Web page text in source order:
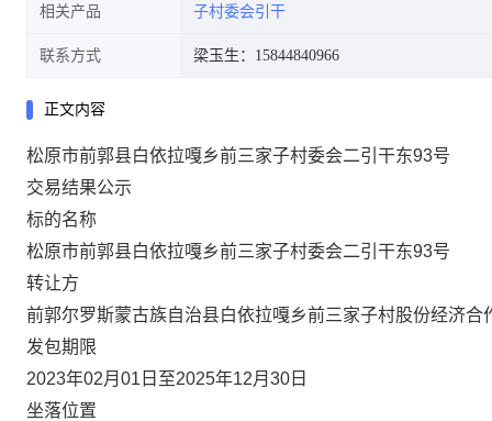
相关产品 子村委会引干
联系方式 梁玉生：15844840966
正文内容
松原市前郭县白依拉嘎乡前三家子村委会二引干东93号
交易结果公示
标的名称
松原市前郭县白依拉嘎乡前三家子村委会二引干东93号
转让方
前郭尔罗斯蒙古族自治县白依拉嘎乡前三家子村股份经济合
发包期限
2023年02月01日至2025年12月30日
坐落位置